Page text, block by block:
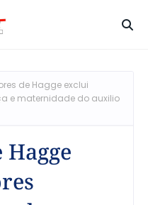
de Hagge exclui
e maternidade do auxilio